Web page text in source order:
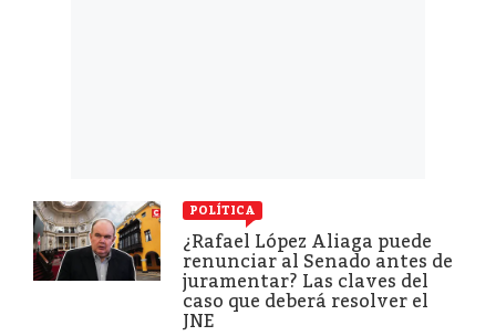
POLÍTICA
¿Rafael López Aliaga puede
renunciar al Senado antes de
juramentar? Las claves del
caso que deberá resolver el
JNE